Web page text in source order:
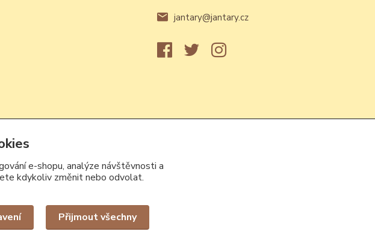
jantary@jantary.cz
e-shopu, analýze návštěvnosti a
kdykoliv změnit nebo odvolat.
Přijmout všechny